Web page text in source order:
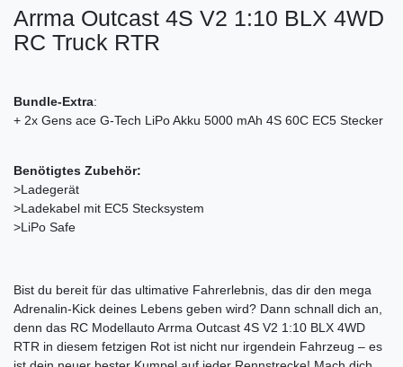
Arrma Outcast 4S V2 1:10 BLX 4WD
RC Truck RTR
Bundle-Extra:
+ 2x Gens ace G-Tech LiPo Akku 5000 mAh 4S 60C EC5 Stecker
Benötigtes Zubehör:
>Ladegerät
>Ladekabel mit EC5 Stecksystem
>LiPo Safe
Bist du bereit für das ultimative Fahrerlebnis, das dir den mega
Adrenalin-Kick deines Lebens geben wird? Dann schnall dich an,
denn das RC Modellauto Arrma Outcast 4S V2 1:10 BLX 4WD
RTR in diesem fetzigen Rot ist nicht nur irgendein Fahrzeug – es